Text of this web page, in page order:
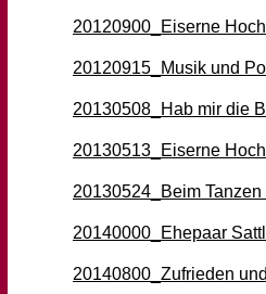
20120900_Eiserne
20120915_Musik und
20130508_Hab mir die
20130513_Eiserne
20130524_Beim
20140000_Ehepaar
20140800_Zufrieden